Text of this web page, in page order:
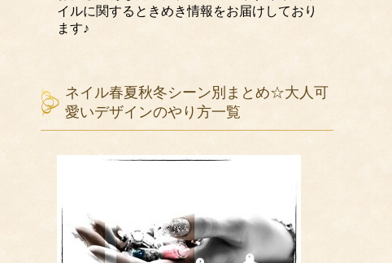
イルに関するときめき情報をお届けしており
ます♪
ネイル春夏秋冬シーン別まとめ☆大人可
愛いデザインのやり方一覧